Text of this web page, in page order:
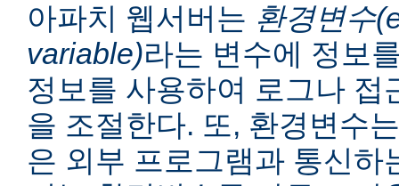
아파치 웹서버는 환경변수
variable)라는 변수에 정보
정보를 사용하여 로그나 접
을 조절한다. 또, 환경변수
은 외부 프로그램과 통신하